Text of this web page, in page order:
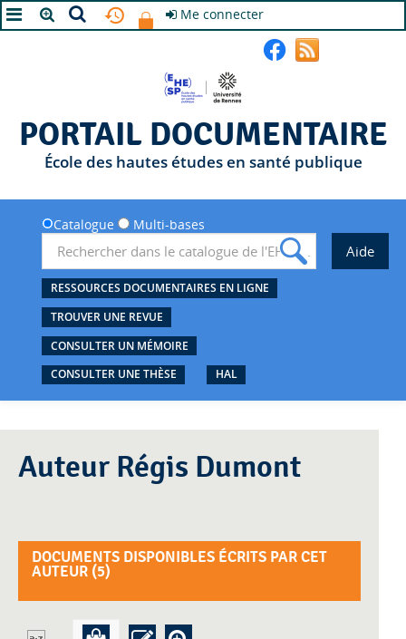
Me connecter
PORTAIL DOCUMENTAIRE
École des hautes études en santé publique
Catalogue Multi-bases
RESSOURCES DOCUMENTAIRES EN LIGNE
TROUVER UNE REVUE
CONSULTER UN MÉMOIRE
CONSULTER UNE THÈSE
HAL
Auteur Régis Dumont
DOCUMENTS DISPONIBLES ÉCRITS PAR CET
AUTEUR (5)